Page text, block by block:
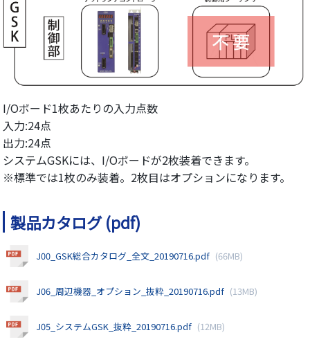
I/Oボード1枚あたりの入力点数
入力:24点
出力:24点
システムGSKには、I/Oボードが2枚装着できます。
※標準では1枚のみ装着。2枚目はオプションになります。
製品カタログ (pdf)
J00_GSK総合カタログ_全文_20190716.pdf (66MB)
J06_周辺機器_オプション_抜粋_20190716.pdf (13MB)
J05_システムGSK_抜粋_20190716.pdf (12MB)